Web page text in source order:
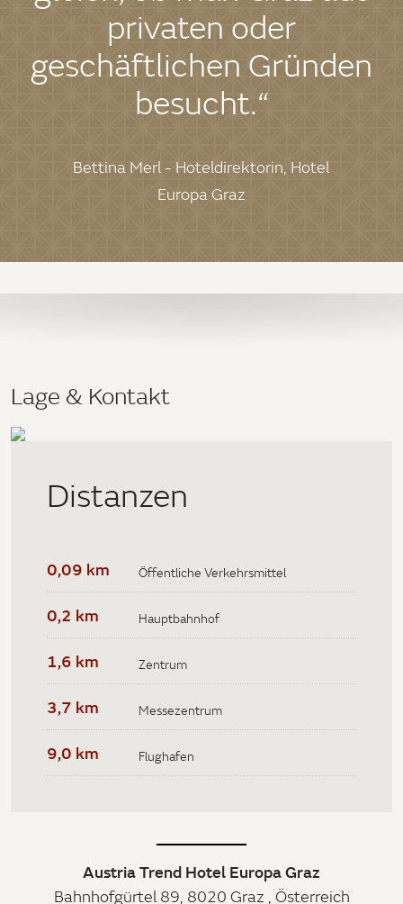
privaten oder
geschäftlichen Gründen
besucht.“
Bettina Merl - Hoteldirektorin, Hotel
Europa Graz
Lage & Kontakt
Distanzen
0,09 km Öffentliche Verkehrsmittel
0,2 km Hauptbahnhof
1,6 km Zentrum
3,7 km Messezentrum
9,0 km Flughafen
Austria Trend Hotel Europa Graz
Bahnhofgürtel 89, 8020 Graz , Österreich